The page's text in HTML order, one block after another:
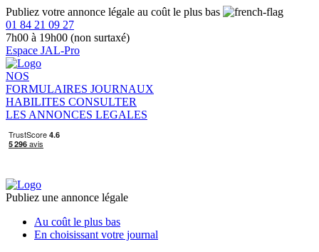
Publiez votre annonce légale au coût le plus bas
01 84 21 09 27
7h00 à 19h00 (non surtaxé)
Espace JAL-Pro
NOS
FORMULAIRES JOURNAUX
HABILITES CONSULTER
LES ANNONCES LEGALES
Publiez une annonce légale
Au coût le plus bas
En choisissant votre journal